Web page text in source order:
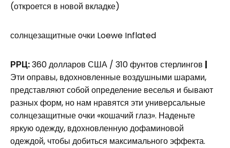
(откроется в новой вкладке)
солнцезащитные очки Loewe Inflated
РРЦ:360 долларов США / 310 фунтов стерлингов |
Эти оправы, вдохновленные воздушными шарами,
представляют собой определение веселья и бывают
разных форм, но нам нравятся эти универсальные
солнцезащитные очки «кошачий глаз». Наденьте
яркую одежду, вдохновленную дофаминовой
одеждой, чтобы добиться максимального эффекта.